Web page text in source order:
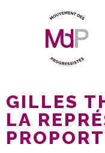
GILLES
LA